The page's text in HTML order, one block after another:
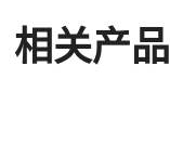
相关产品